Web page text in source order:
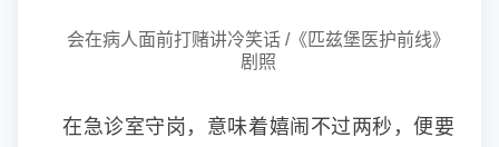
会在病人面前打赌讲冷笑话 /《匹兹堡医护前线》
剧照
在急诊室守岗，意味着嬉闹不过两秒，便要